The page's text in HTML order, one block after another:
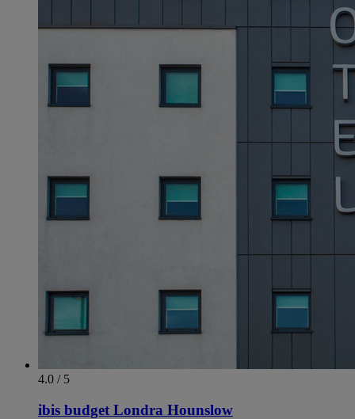
4.0 / 5
ibis budget Londra Hounslow